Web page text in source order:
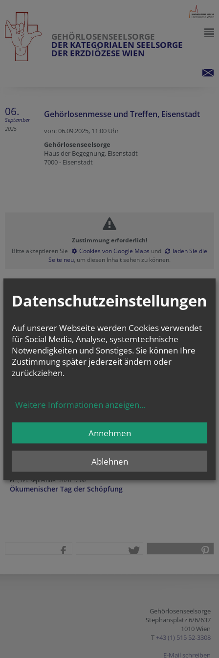
GEHÖRLOSENSEELSORGE
DER KATEGORIALEN SEELSORGE
DER ERZDIÖZESE WIEN
06.
September
2025
Gehörlosenmesse und Treffen, Eisenstadt
von: 06.09.2025, 11:00 Uhr
Gehörlosenseelsorge
Haus der Begegnung, Eisenstadt
7000 - Eisenstadt
Zustimmung erforderlich!
Bitte akzeptieren Sie
Cookies von Google Maps und
laden Sie die
Seite neu, um diesen Inhalt sehen zu können.
Gehörlosentreffen und Messe, Gehörlosenkapelle...
So.., 30. August 2026 15:00
Fr.., 04. September 2026 17:00
Ökumenischer Tag der Schöpfung
Gehörlosenseelsorge
Stephansplatz 6/6/637
1010 Wien
T +43 (1) 515 52-3308
E-Mail schreiben
Datenschutzeinstellungen
Auf unserer Webseite werden Cookies verwendet
für Social Media, Analyse, systemtechnische
Notwendigkeiten und Sonstiges. Sie können Ihre
Zustimmung später jederzeit ändern oder
zurückziehen.
Weitere Informationen anzeigen...
Ablehnen
Annehmen